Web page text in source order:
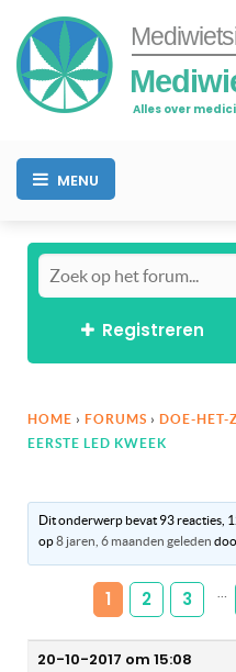
Alles over
MENU
Registreren
HOME › FORUMS › DOE-HET-
EERSTE LED KWEEK
Dit onderwerp bevat 93 reacties,
op8 jaren, 6 maanden geleden
1 2 3
20-10-2017 om 15:08